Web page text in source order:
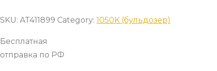
SKU: AT411899 Category: 1050K (бульдозер)
Бесплатная
отправка по РФ